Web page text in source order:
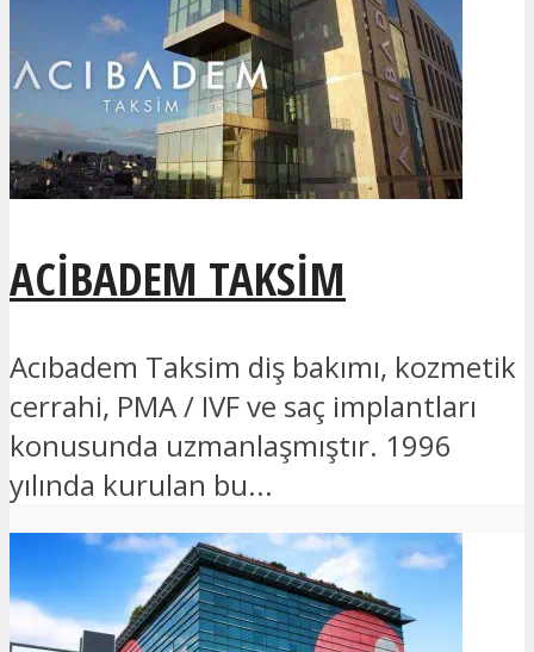
ACIBADEM TAKSIM
Acıbadem Taksim diş bakımı, kozmetik
cerrahi, PMA / IVF ve saç implantları
konusunda uzmanlaşmıştır. 1996
yılında kurulan bu...